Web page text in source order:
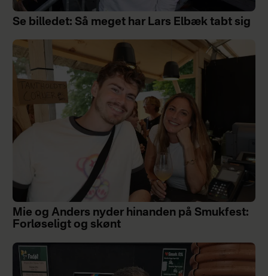
Se billedet: Så meget har Lars Elbæk tabt sig
Mie og Anders nyder hinanden på Smukfest:
Forløseligt og skønt